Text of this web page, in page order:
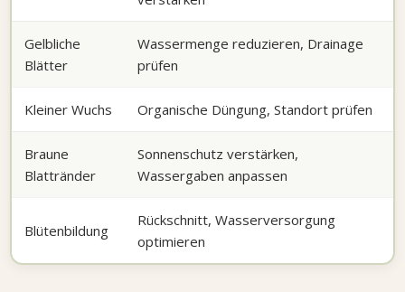
Gelbliche
Blätter
Wassermenge reduzieren, Drainage
prüfen
Kleiner Wuchs Organische Düngung, Standort prüfen
Braune
Blattränder
Sonnenschutz verstärken,
Wassergaben anpassen
Blütenbildung
Rückschnitt, Wasserversorgung
optimieren